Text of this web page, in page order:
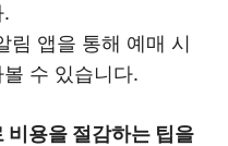
림 앱을 통해 예매 시
수 있습니다.
비용을 절감하는 팁을